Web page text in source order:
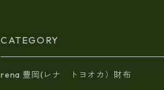
CATEGORY
rena 豊岡(レナ トヨオカ）財布